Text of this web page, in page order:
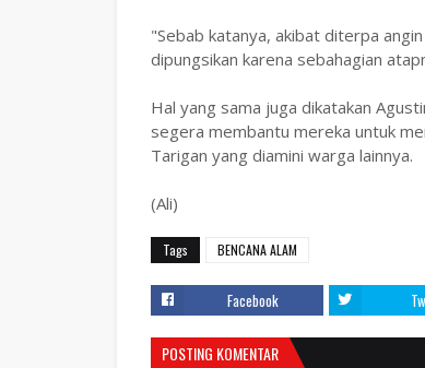
"Sebab katanya, akibat diterpa
dipungsikan karena sebahagian
Hal yang sama juga dikatakan
segera membantu mereka untuk
Tarigan yang diamini warga lainnya.
(Ali)
Tags BENCANA ALAM
Facebook
POSTING KOMENTAR